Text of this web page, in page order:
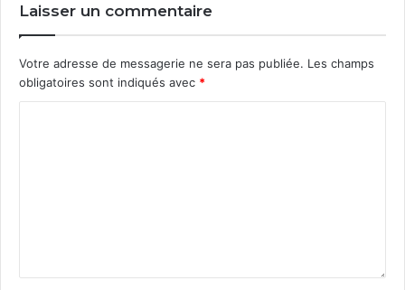
Laisser un commentaire
Votre adresse de messagerie ne sera pas publiée. Les champs
obligatoires sont indiqués avec *